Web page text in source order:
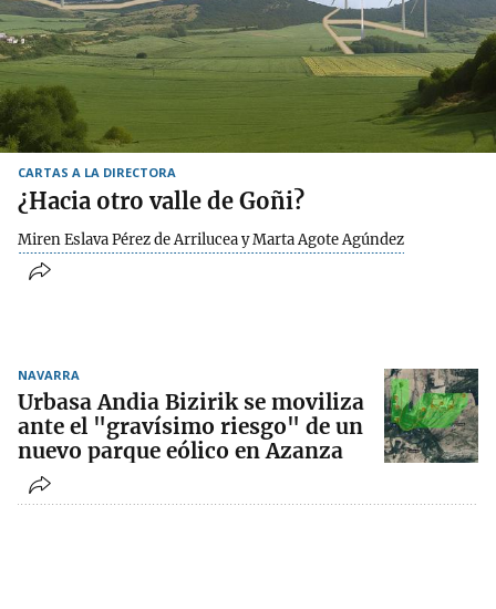
CARTAS A LA DIRECTORA
¿Hacia otro valle de Goñi?
Miren Eslava Pérez de Arrilucea y Marta Agote Agúndez
NAVARRA
Urbasa Andia Bizirik se moviliza
ante el "gravísimo riesgo" de un
nuevo parque eólico en Azanza